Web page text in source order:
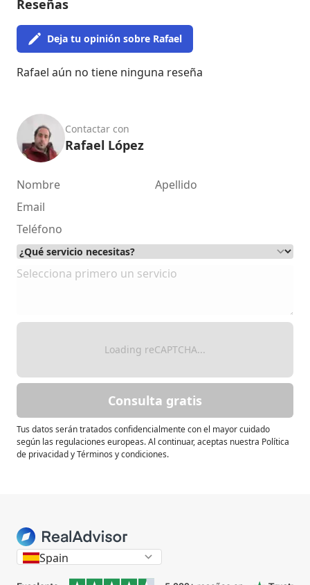
Reseñas
Deja tu opinión sobre Rafael
Rafael aún no tiene ninguna reseña
Contactar con
Rafael López
Loading reCAPTCHA...
Consulta gratis
Tus datos serán tratados confidencialmente con el mayor cuidado
según las regulaciones europeas. Al continuar, aceptas nuestra Política
de privacidad y Términos y condiciones.
Spain